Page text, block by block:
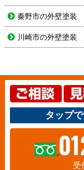
秦野市の外壁塗装
川崎市の外壁塗装
タップ
受